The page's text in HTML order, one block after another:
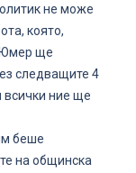
не може
която,
Юмер ще
следващите 4
всички ние ще
беше
на общинска